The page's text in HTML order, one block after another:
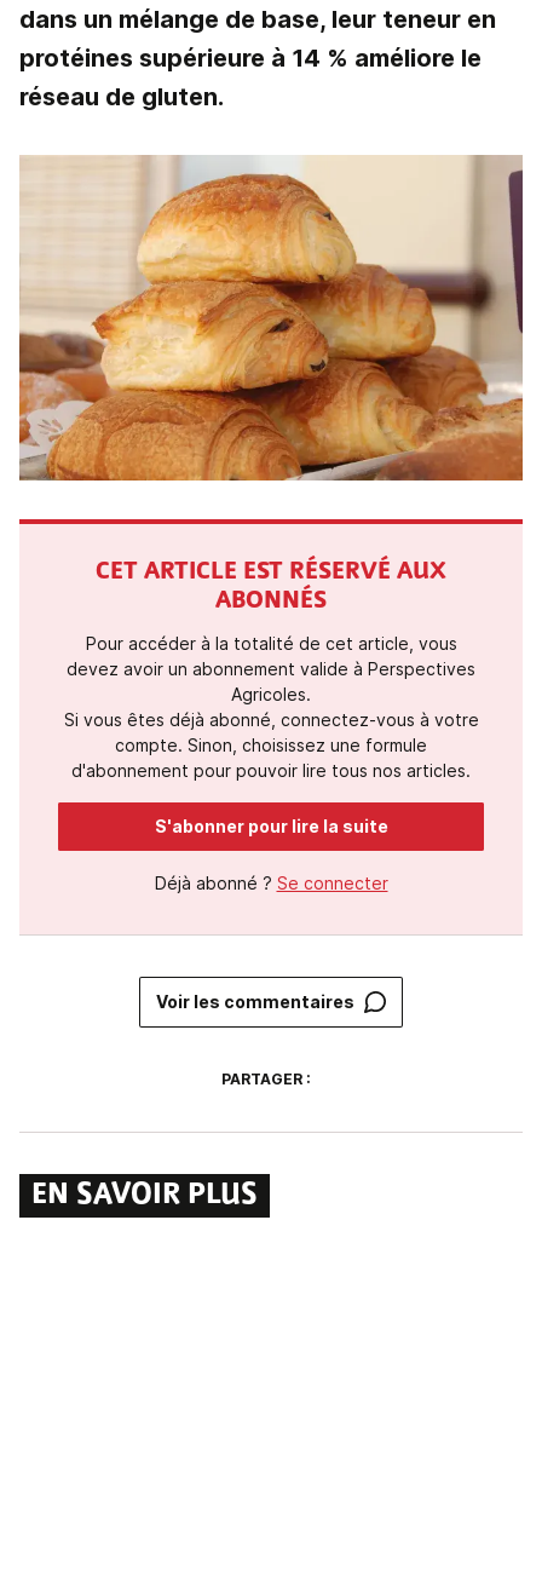
dans un mélange de base, leur teneur en
protéines supérieure à 14 % améliore le
réseau de gluten.
CET ARTICLE EST RÉSERVÉ AUX
ABONNÉS
Pour accéder à la totalité de cet article, vous
devez avoir un abonnement valide à Perspectives
Agricoles.
Si vous êtes déjà abonné, connectez-vous à votre
compte. Sinon, choisissez une formule
d'abonnement pour pouvoir lire tous nos articles.
S'abonner pour lire la suite
Déjà abonné ? Se connecter
Voir les commentaires
PARTAGER :
EN SAVOIR PLUS